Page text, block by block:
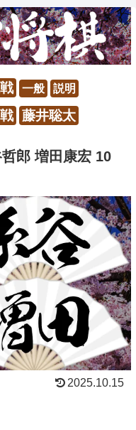
一般 説明
藤井聡太
郎 増田康宏 10
2025.10.15